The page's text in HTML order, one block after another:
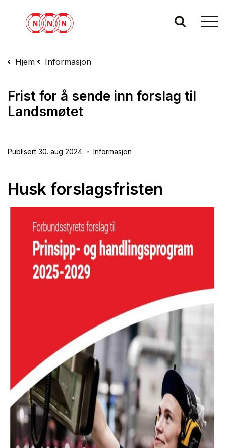
Hjem Informasjon
Frist for å sende inn forslag til
Landsmøtet
Publisert 30. aug 2024 Informasjon
Husk forslagsfristen